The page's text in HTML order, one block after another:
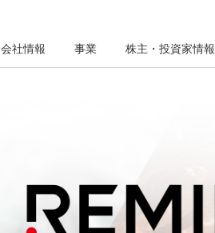
会社情報 事業 株主・投資家情報